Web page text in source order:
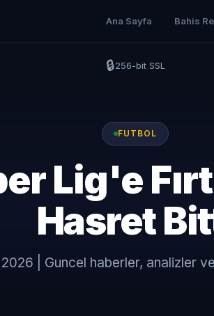
Ana Sayfa Bahis
🔒256-bit SSL
FUTBOL
Lig'e
Hasret
| Guncel haberler, analizler